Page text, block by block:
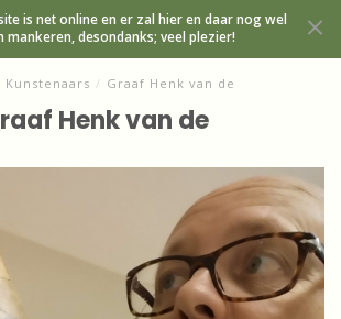
is net online en er zal hier en daar nog wel
mankeren, desondanks; veel plezier!
Kunstenaars / Graaf Henk van de
Henk van de